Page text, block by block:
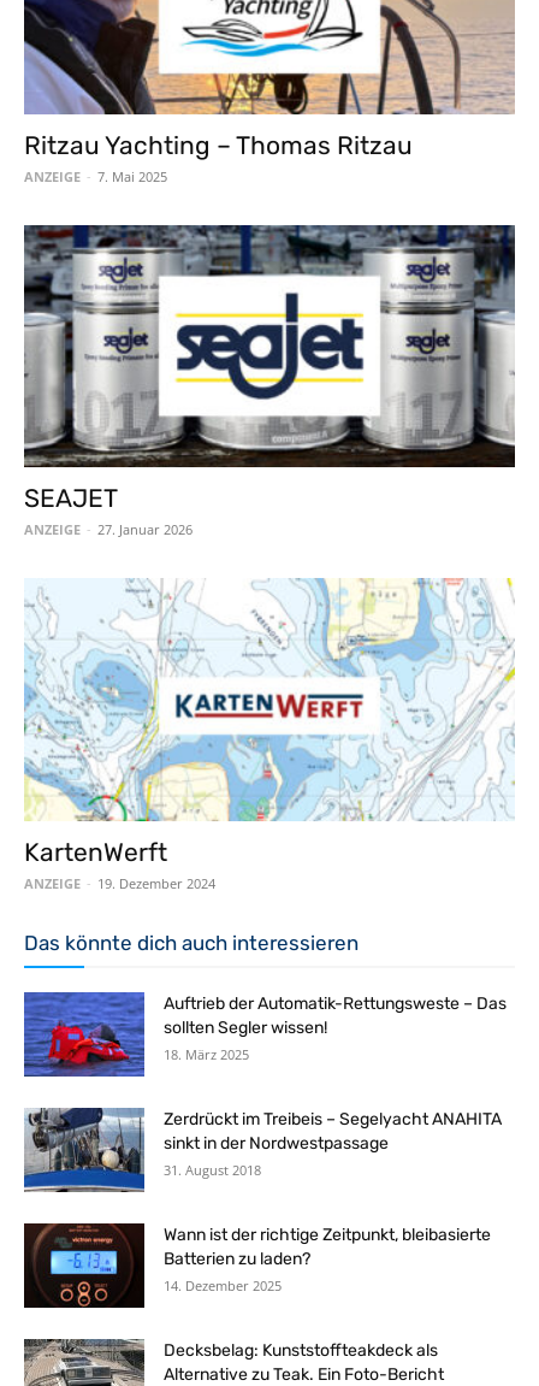
Ritzau Yachting – Thomas Ritzau
ANZEIGE - 7. Mai 2025
SEAJET
ANZEIGE - 27. Januar 2026
KartenWerft
ANZEIGE - 19. Dezember 2024
Das könnte dich auch interessieren
Auftrieb der Automatik-Rettungsweste – Das
sollten Segler wissen!
18. März 2025
Zerdrückt im Treibeis – Segelyacht ANAHITA
sinkt in der Nordwestpassage
31. August 2018
Wann ist der richtige Zeitpunkt, bleibasierte
Batterien zu laden?
14. Dezember 2025
Decksbelag: Kunststoffteakdeck als
Alternative zu Teak. Ein Foto-Bericht